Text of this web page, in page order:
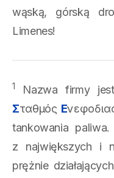
wąską, górską
Limenes!
1
Nazwa firmy
Σταθμός Ε
tankowania
z największych i
prężnie